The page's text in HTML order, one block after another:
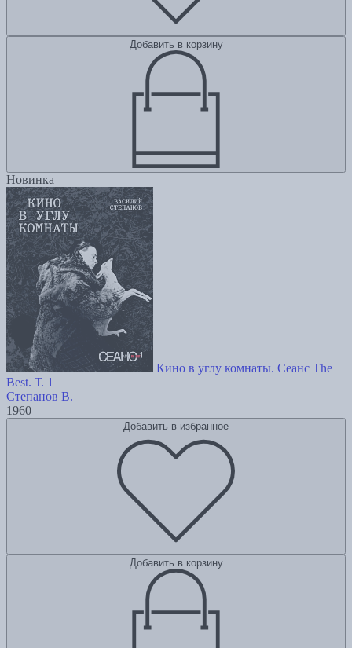
Добавить в корзину
Новинка
Кино в углу комнаты. Сеанс The
Best. Т. 1
Степанов В.
1960
Добавить в избранное
Добавить в корзину